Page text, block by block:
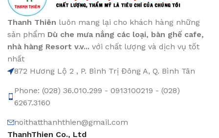
Thanh Thiên luôn mang lại cho khách hàng những
sản phẩm Dù che mưa nắng các loại, bàn ghế cafe,
nhà hàng Resort v.v... với chất lượng và dịch vụ tốt
nhất
872 Hương Lộ 2 , P. Bình Trị Đông A, Q. Bình Tân
Phone: (028) 36.010.299 - 0913100219 - (028)
6267.3160
noithatthanhthien@gmail.com
ThanhThien Co., Ltd